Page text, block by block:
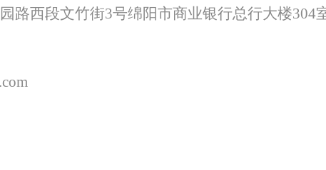
路西段文竹街3号绵阳市商业银行总行大楼304